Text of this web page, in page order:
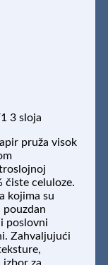
3 sloja
pruža visok
celuloze.
kojima su
pouzdan
poslovni
Zahvaljujući